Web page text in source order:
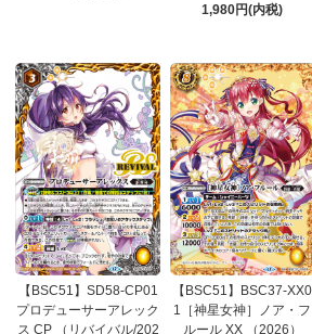
1,980円(内税)
【BSC51】SD58-CP01
プロデューサーアレック
ス CP （リバイバル/202
【BSC51】BSC37-XX0
1［神星女神］ノア・フ
ルール XX （2026）